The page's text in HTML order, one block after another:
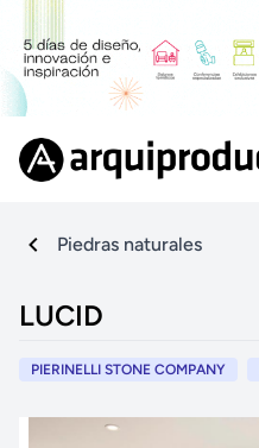
Piedras naturales
LUCID
PIERINELLI STONE COMPANY